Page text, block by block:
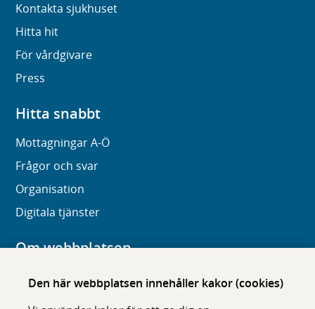
Den här webbplatsen innehåller kakor (cookies)
Kontakta sjukhuset
Hitta hit
För vårdgivare
Press
Hitta snabbt
Mottagningar A-Ö
Frågor och svar
Organisation
Digitala tjänster
Om webbplatsen
Om karolinska.se